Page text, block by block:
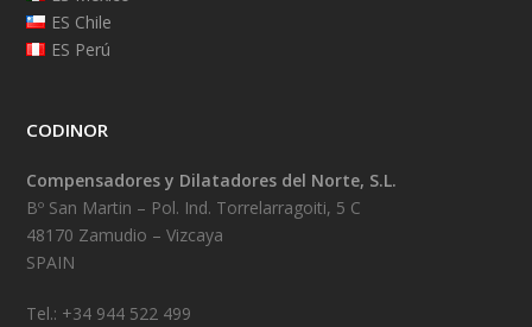
ES Chile
ES Perú
CODINOR
Compensadores y Dilatadores del Norte, S.L.
Bº San Martin – Pol. Ind. Torrelarragoiti, 5 C
48170 Zamudio – Vizcaya
SPAIN
Tel.: +34 944 522 499